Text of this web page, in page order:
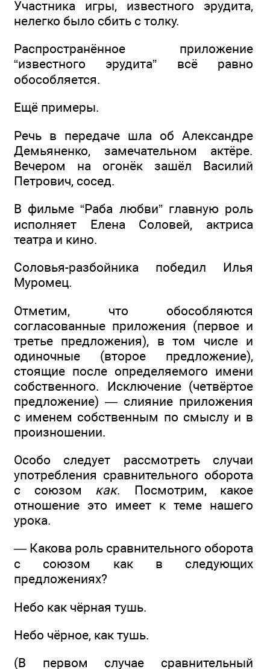
Участника игры, известного эрудита,
нелегко было сбить с толку.
Распространённое приложение
“известного эрудита” всё равно
обособляется.
Ещё примеры.
Речь в передаче шла об Александре
Демьяненко, замечательном актёре.
Вечером на огонёк зашёл Василий
Петрович, сосед.
В фильме “Раба любви” главную роль
исполняет Елена Соловей, актриса
театра и кино.
Соловья-разбойника победил Илья
Муромец.
Отметим, что обособляются
согласованные приложения (первое и
третье предложения), в том числе и
одиночные (второе предложение),
стоящие после определяемого имени
собственного. Исключение (четвёртое
предложение) — слияние приложения
с именем собственным по смыслу и в
произношении.
Особо следует рассмотреть случаи
употребления сравнительного оборота
с союзом как. Посмотрим, какое
отношение это имеет к теме нашего
урока.
— Какова роль сравнительного оборота
с союзом как в следующих
предложениях?
Небо как чёрная тушь.
Небо чёрное, как тушь.
(В первом случае сравнительный